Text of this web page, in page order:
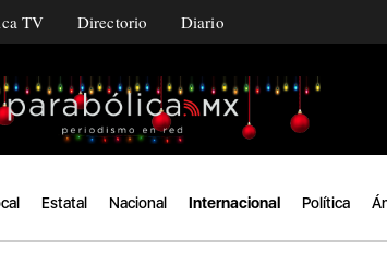
TV Directorio Diario
Estatal Nacional Internacional Política